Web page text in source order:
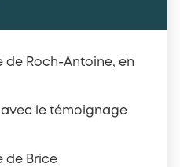
de Roch-Antoine, en
le témoignage
de Brice